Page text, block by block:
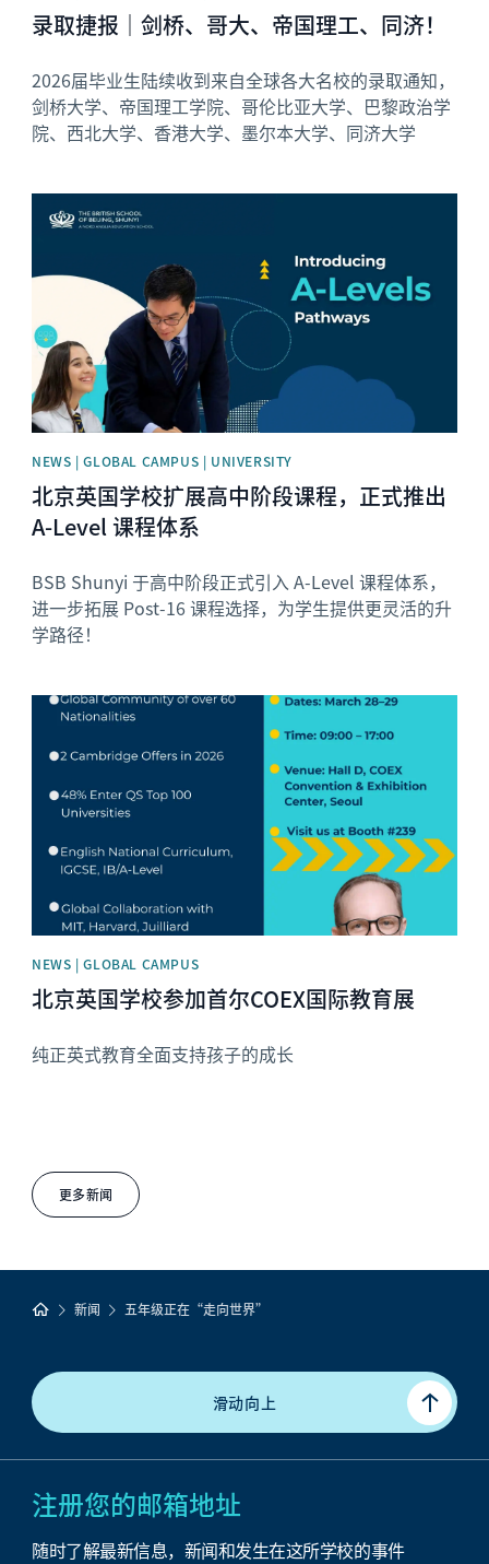
更多新闻
录取捷报｜剑桥、哥大、帝国理工、同济！
2026届毕业生陆续收到来自全球各大名校的录取通知，
剑桥大学、帝国理工学院、哥伦比亚大学、巴黎政治学
院、西北大学、香港大学、墨尔本大学、同济大学
NEWS | GLOBAL CAMPUS | UNIVERSITY
北京英国学校扩展高中阶段课程，正式推出
A-Level 课程体系
BSB Shunyi 于高中阶段正式引入 A-Level 课程体系，
进一步拓展 Post-16 课程选择，为学生提供更灵活的升
学路径！
News image
NEWS | GLOBAL CAMPUS
北京英国学校参加首尔COEX国际教育展
纯正英式教育全面支持孩子的成长
新闻 五年级正在“走向世界”
滑动向上
注册您的邮箱地址
随时了解最新信息，新闻和发生在这所学校的事件